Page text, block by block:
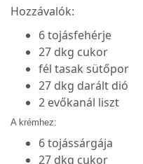
Hozzávalók:
6 tojásfehérje
27 dkg cukor
fél tasak sütőpor
27 dkg darált dió
2 evőkanál liszt
A krémhez:
6 tojássárgája
27 dkg cukor